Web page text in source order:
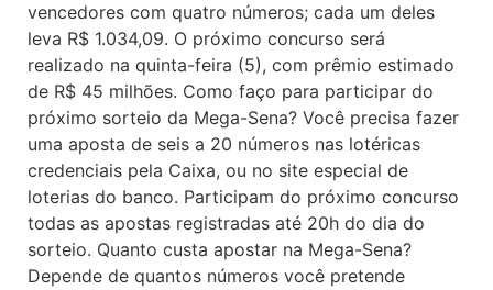
vencedores com quatro números; cada um deles
leva R$ 1.034,09. O próximo concurso será
realizado na quinta-feira (5), com prêmio estimado
de R$ 45 milhões. Como faço para participar do
próximo sorteio da Mega-Sena? Você precisa fazer
uma aposta de seis a 20 números nas lotéricas
credenciais pela Caixa, ou no site especial de
loterias do banco. Participam do próximo concurso
todas as apostas registradas até 20h do dia do
sorteio. Quanto custa apostar na Mega-Sena?
Depende de quantos números você pretende